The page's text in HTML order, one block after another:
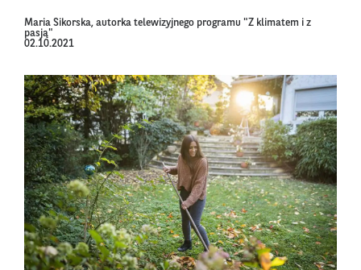
Maria Sikorska, autorka telewizyjnego programu "Z klimatem i z
pasją"
02.10.2021